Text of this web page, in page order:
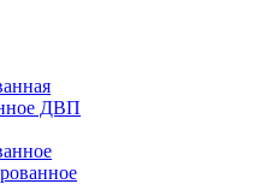
ДВП